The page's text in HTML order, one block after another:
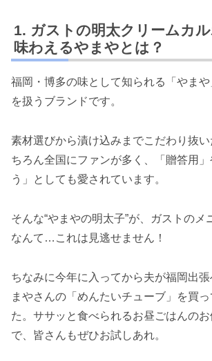
ガストの明太クリームカ
味わえるやまやとは？
福岡・博多の味として知られる「やま
を扱うブランドです。
素材選びから漬け込みまでこだわり抜
ちろん全国にファンが多く、「贈答用
う」としても愛されています。
そんな“やまやの明太子”が、ガストのメ
なんて…これは見逃せません！
ちなみに今年に入ってから夫が福岡出
まやさんの「めんたいチューブ」を買
た。ササッと食べられるお昼ごはんの
で、皆さんもぜひお試しあれ。